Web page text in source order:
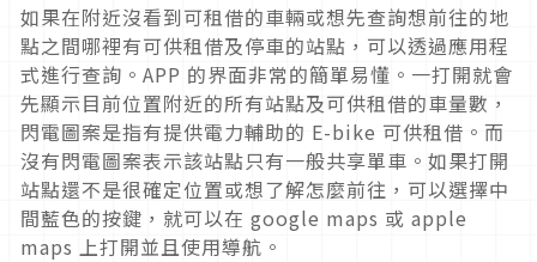
如果在附近沒看到可租借的車輛或想先查詢想前往的地
點之間哪裡有可供租借及停車的站點，可以透過應用程
式進行查詢。APP 的界面非常的簡單易懂。一打開就會
先顯示目前位置附近的所有站點及可供租借的車量數，
閃電圖案是指有提供電力輔助的 E-bike 可供租借。而
沒有閃電圖案表示該站點只有一般共享單車。如果打開
站點還不是很確定位置或想了解怎麼前往，可以選擇中
間藍色的按鍵，就可以在 google maps 或 apple
maps 上打開並且使用導航。